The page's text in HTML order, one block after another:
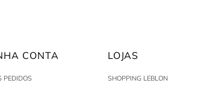
CONTA
PEDIDOS
LOJAS
SHOPPING LEBLON